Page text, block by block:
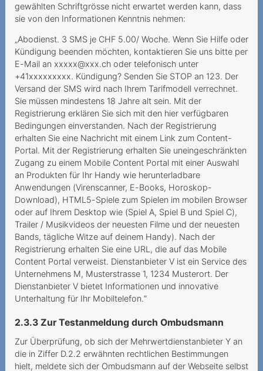
gewählten Schriftgrösse nicht erwartet werden kann, dass
sie von den Informationen Kenntnis nehmen:
„Abodienst. 3 SMS je CHF 5.00/ Woche. Wenn Sie Hilfe oder
Kündigung beenden möchten, kontaktieren Sie uns bitte per
E-Mail an xxxxx@xxx.ch oder telefonisch unter
+41xxxxxxxxx. Kündigung? Senden Sie STOP an 123. Der
Versand der SMS wird nach Ihrem Tarifmodell verrechnet.
Sie müssen mindestens 18 Jahre alt sein. Mit der
Registrierung erklären Sie sich mit den hier verfügbaren
Bedingungen einverstanden. Nach der Registrierung
erhalten Sie eine Nachricht mit einem Link zum Content-
Portal. Mit der Registrierung erhalten Sie uneingeschränkten
Zugang zu einem Mobile Content Portal mit einer Auswahl
an Produkten für Ihr Handy wie herunterladbare
Anwendungen (Virenscanner, E-Books, Horoskop-
Download), HTML5-Spiele zum Spielen im mobilen Browser
oder auf Ihrem Desktop wie (Spiel A, Spiel B und Spiel C),
Trailer / Musikvideos der neuesten Filme und der neuesten
Bands, tägliche Witze auf deinem Handy). Nach der
Registrierung erhalten Sie eine URL, die auf das Mobile
Content Portal verweist. Dienstanbieter V ist ein Service des
Unternehmens M, Musterstrasse 1, 1234 Musterort. Der
Dienstanbieter V bietet Informationen und innovative
Unterhaltung für Ihr Mobiltelefon.“
2.3.3 Zur Testanmeldung durch Ombudsmann
Zur Überprüfung, ob sich der Mehrwertdienstanbieter Y an
die in Ziffer D.2.2 erwähnten rechtlichen Bestimmungen
hielt, meldete sich der Ombudsmann auf der Webseite selbst
Modification de contrat et
erreur sur le prix
d’abonnement
2018
Telefonischer Segen Gottes
mit hoher Kostenfolge
Kündigung nur per Telefon
und Chat geht das?
Hohe Kosten trotz
aktivierter Ausland-Option
Preselection wird nach
Technologiewechsel
hinfällig: Vertrag
Aufklärungspflicht bei
Erneuerung der
Mindestvertragsda
Mehrwertdienstanbieter
leitet Inkassoverfahren ein
Teurer Ping-Call
Unverlangte Gebühren für
die Papierrechnung